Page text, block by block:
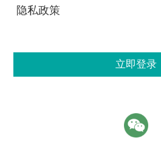
隐私政策
立即登录